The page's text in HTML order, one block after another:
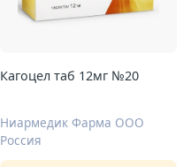
Кагоцел таб 12мг №20
Ниармедик Фарма ООО
Россия